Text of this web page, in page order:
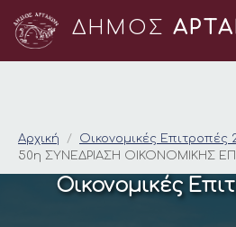
ΔΗΜΟΣ
50η
Αρχική
Οικονομικές Επιτροπές
50η ΣΥΝΕΔΡΙΑΣΗ ΟΙΚΟΝΟΜΙΚΗΣ
Οικονομικές